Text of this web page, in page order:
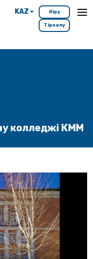
KAZ Кіру
Тіркелу
колледжі КММ